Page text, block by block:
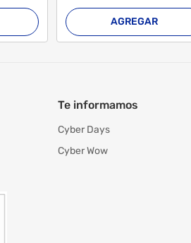
AGREGAR
Te informamos
Cyber Days
Cyber Wow